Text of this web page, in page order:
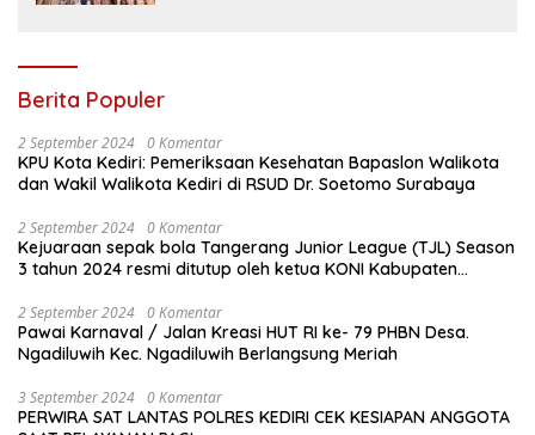
Berita Populer
2 September 2024 0 Komentar
KPU Kota Kediri: Pemeriksaan Kesehatan Bapaslon Walikota
dan Wakil Walikota Kediri di RSUD Dr. Soetomo Surabaya
2 September 2024 0 Komentar
Kejuaraan sepak bola Tangerang Junior League (TJL) Season
3 tahun 2024 resmi ditutup oleh ketua KONI Kabupaten
2 September 2024 0 Komentar
Pawai Karnaval / Jalan Kreasi HUT RI ke- 79 PHBN Desa.
Ngadiluwih Kec. Ngadiluwih Berlangsung Meriah
3 September 2024 0 Komentar
PERWIRA SAT LANTAS POLRES KEDIRI CEK KESIAPAN ANGGOTA